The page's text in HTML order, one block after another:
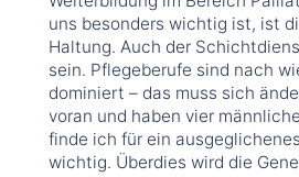
uns besonders wichtig ist, ist
Haltung. Auch der
sein. Pflegeberufe sind nach
dominiert – das muss sich
voran und haben vier
finde ich für ein
wichtig. Überdies wird die